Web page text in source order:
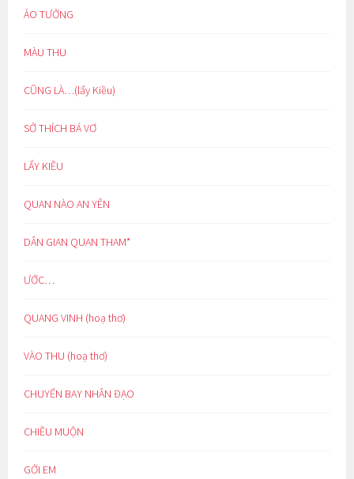
ẢO TƯỞNG
MÀU THU
CŨNG LÀ…(lẩy Kiều)
SỞ THÍCH BÁ VƠ
LẨY KIỀU
QUAN NÀO AN YÊN
DÂN GIAN QUAN THAM*
ƯỚC…
QUANG VINH (hoạ thơ)
VÀO THU (hoạ thơ)
CHUYẾN BAY NHÂN ĐẠO
CHIỀU MUỘN
GỞI EM